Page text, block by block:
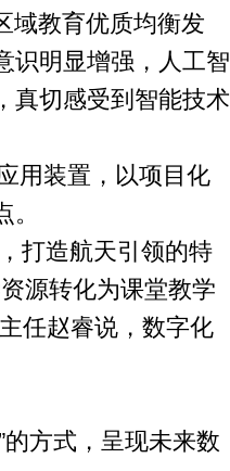
域教育优质均衡发
识明显增强，人工智
真切感受到智能技术
用装置，以项目化
打造航天引领的特
源转化为课堂教学
任赵睿说，数字化
方式，呈现未来数